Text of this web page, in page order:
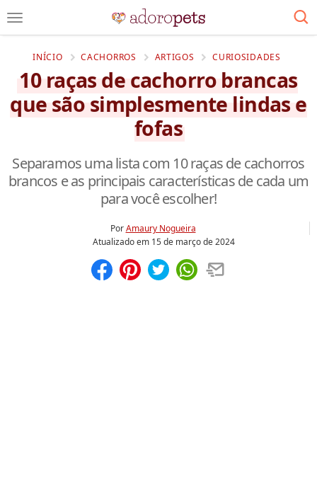
INÍCIO CACHORROS ARTIGOS CURIOSIDADES
10 raças de cachorro brancas
que são simplesmente lindas e
fofas
Separamos uma lista com 10 raças de cachorros
brancos e as principais características de cada um
para você escolher!
PorAmaury Nogueira
Atualizado em 15 de março de 2024